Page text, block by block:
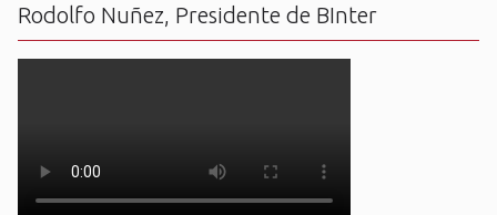
Rodolfo Nuñez, Presidente de BInter